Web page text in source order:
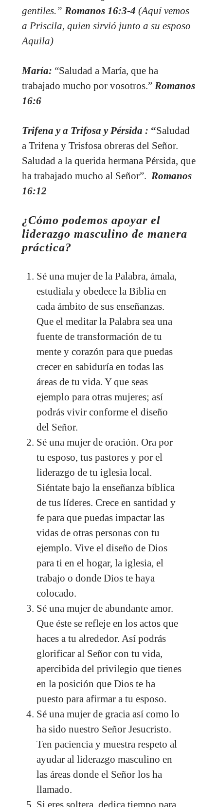
gentiles.” Romanos 16:3-4 (Aquí vemos
a Priscila, quien sirvió junto a su esposo
Aquila)
María: “Saludad a María, que ha
trabajado mucho por vosotros.” Romanos
16:6
Trifena y a Trifosa y Pérsida : “Saludad
a Trifena y Trisfosa obreras del Señor.
Saludad a la querida hermana Pérsida, que
ha trabajado mucho al Señor”. Romanos
16:12
¿Cómo podemos apoyar el
liderazgo masculino de manera
práctica?
Sé una mujer de la Palabra, ámala,
estudiala y obedece la Biblia en
cada ámbito de sus enseñanzas.
Que el meditar la Palabra sea una
fuente de transformación de tu
mente y corazón para que puedas
crecer en sabiduría en todas las
áreas de tu vida. Y que seas
ejemplo para otras mujeres; así
podrás vivir conforme el diseño
del Señor.
Sé una mujer de oración. Ora por
tu esposo, tus pastores y por el
liderazgo de tu iglesia local.
Siéntate bajo la enseñanza bíblica
de tus líderes. Crece en santidad y
fe para que puedas impactar las
vidas de otras personas con tu
ejemplo. Vive el diseño de Dios
para ti en el hogar, la iglesia, el
trabajo o donde Dios te haya
colocado.
Sé una mujer de abundante amor.
Que éste se refleje en los actos que
haces a tu alrededor. Así podrás
glorificar al Señor con tu vida,
apercibida del privilegio que tienes
en la posición que Dios te ha
puesto para afirmar a tu esposo.
Sé una mujer de gracia así como lo
ha sido nuestro Señor Jesucristo.
Ten paciencia y muestra respeto al
ayudar al liderazgo masculino en
las áreas donde el Señor los ha
llamado.
Si eres soltera, dedica tiempo para